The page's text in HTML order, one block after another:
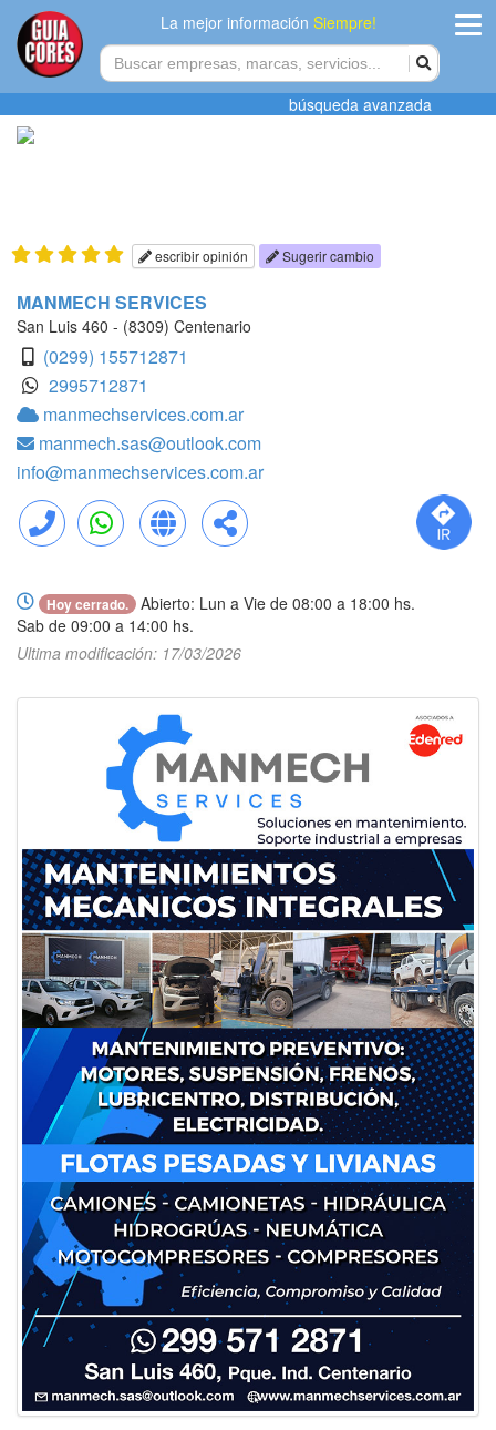
La mejor informaciónSiempre!
Agregar
búsqueda avanzada
escribir opinión Sugerir cambio
MANMECH SERVICES
San Luis 460 - (8309) Centenario
(0299) 155712871
2995712871
manmechservices.com.ar
manmech.sas@outlook.com
info@manmechservices.com.ar
Llamar WhatsApp Web Compartir
Hoy cerrado.
Abierto: Lun a Vie de 08:00 a 18:00 hs.
Sab de 09:00 a 14:00 hs.
Ultima modificación: 17/03/2026